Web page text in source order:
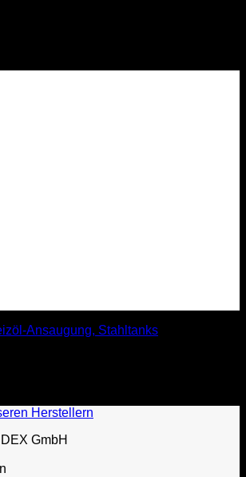
Ansaugung, Stahltanks
Herstellern
GmbH